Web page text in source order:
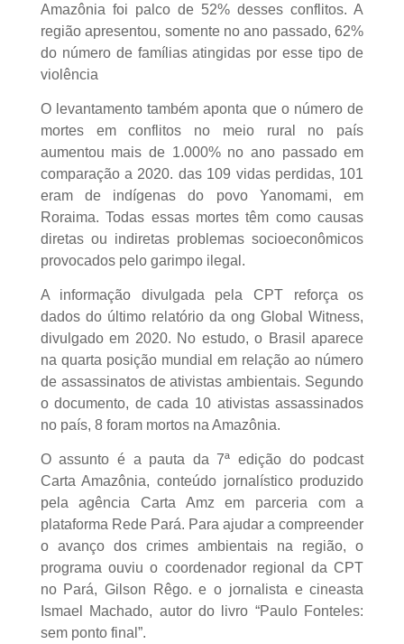
Amazônia foi palco de 52% desses conflitos. A
região apresentou, somente no ano passado, 62%
do número de famílias atingidas por esse tipo de
violência
O levantamento também aponta que o número de
mortes em conflitos no meio rural no país
aumentou mais de 1.000% no ano passado em
comparação a 2020. das 109 vidas perdidas, 101
eram de indígenas do povo Yanomami, em
Roraima. Todas essas mortes têm como causas
diretas ou indiretas problemas socioeconômicos
provocados pelo garimpo ilegal.
A informação divulgada pela CPT reforça os
dados do último relatório da ong Global Witness,
divulgado em 2020. No estudo, o Brasil aparece
na quarta posição mundial em relação ao número
de assassinatos de ativistas ambientais. Segundo
o documento, de cada 10 ativistas assassinados
no país, 8 foram mortos na Amazônia.
O assunto é a pauta da 7ª edição do podcast
Carta Amazônia, conteúdo jornalístico produzido
pela agência Carta Amz em parceria com a
plataforma Rede Pará. Para ajudar a compreender
o avanço dos crimes ambientais na região, o
programa ouviu o coordenador regional da CPT
no Pará, Gilson Rêgo. e o jornalista e cineasta
Ismael Machado, autor do livro “Paulo Fonteles:
sem ponto final”.